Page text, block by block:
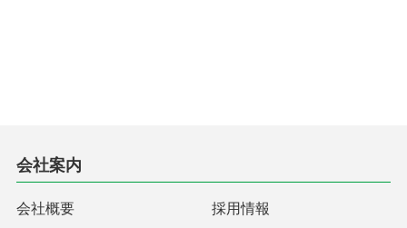
会社案内
会社概要 採用情報